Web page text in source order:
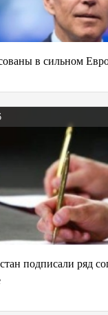
в сильном
подписали ряд